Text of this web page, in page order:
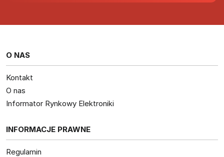
O NAS
Kontakt
O nas
Informator Rynkowy Elektroniki
INFORMACJE PRAWNE
Regulamin